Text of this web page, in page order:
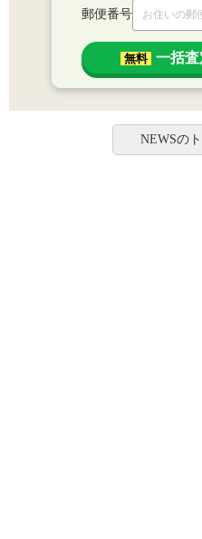
郵便番号
無料 一括
NEWSの